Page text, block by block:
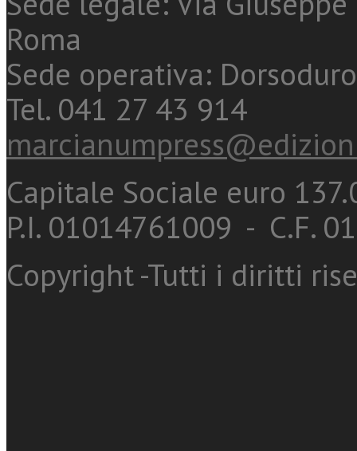
Roma
Sede operativa:
Tel. 041 27 43 914
Capitale Sociale euro
P.I. 01014761009 - C.F.
Copyright -Tutti i diritti